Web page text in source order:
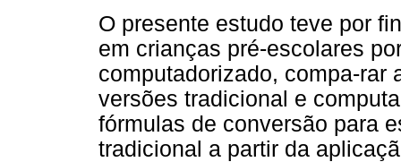
O presente estudo teve por
em crianças pré-escolares
computadorizado, compa-rar
versões tradicional e
fórmulas de conversão para
tradicional a partir da